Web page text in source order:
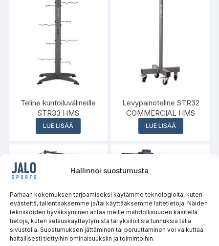
Hallinnoi suostumusta
Parhaan kokemuksen tarjoamiseksi käytämme teknologioita, kuten
evästeitä, tallentaaksemme ja/tai käyttääksemme laitetietoja. Näiden
tekniikoiden hyväksyminen antaa meille mahdollisuuden käsitellä
tietoja, kuten selauskäyttäytymistä tai yksilöllisiä tunnuksia tällä
sivustolla. Suostumuksen jättäminen tai peruuttaminen voi vaikuttaa
haitallisesti tiettyihin ominaisuuksiin ja toimintoihin.
Teline kuntoiluvälineille
STR33 HMS
LUE LISÄÄ
Levypainoteline STR32
COMMERCIAL HMS
LUE LISÄÄ
Varasto loppu